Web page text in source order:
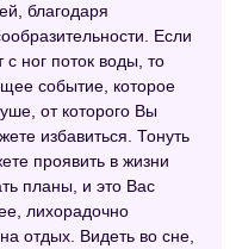
благодаря
Если
ног поток воды, то
событие, которое
от которого Вы
избавиться. Тонуть
проявить в жизни
планы, и это Вас
лихорадочно
отдых. Видеть во сне,